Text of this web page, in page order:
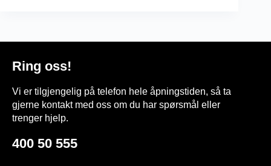
Ring oss!
Vi er tilgjengelig på telefon hele åpningstiden, så ta
gjerne kontakt med oss om du har spørsmål eller
trenger hjelp.
400 50 555